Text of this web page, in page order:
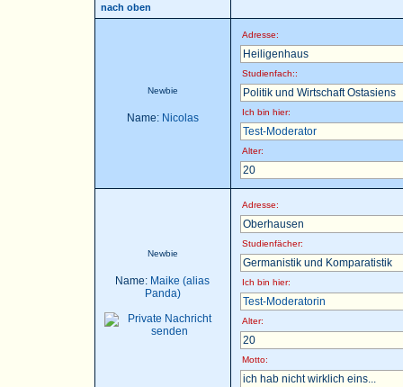
nach oben
Newbie
Name: Nicolas
Adresse:
Heiligenhaus
Studienfach::
Politik und Wirtschaft Ostasiens
Ich bin hier:
Test-Moderator
Alter:
20
Newbie
Name: Maike (alias
Panda)
Adresse:
Oberhausen
Studienfächer:
Germanistik und Komparatistik
Ich bin hier:
Test-Moderatorin
Alter:
20
Motto:
ich hab nicht wirklich eins...